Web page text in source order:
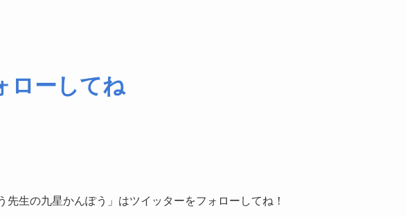
ローしてね
先生の九星かんぽう」はツイッターをフォローしてね！